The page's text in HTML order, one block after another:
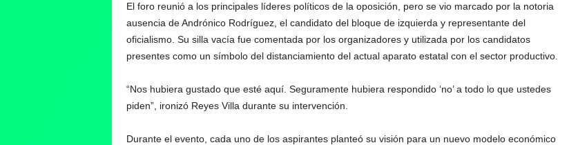
El foro reunió a los principales líderes políticos de la oposición, pero se vio marcado por la notoria
ausencia de Andrónico Rodríguez, el candidato del bloque de izquierda y representante del
oficialismo. Su silla vacía fue comentada por los organizadores y utilizada por los candidatos
presentes como un símbolo del distanciamiento del actual aparato estatal con el sector productivo.
“Nos hubiera gustado que esté aquí. Seguramente hubiera respondido ‘no’ a todo lo que ustedes
piden”, ironizó Reyes Villa durante su intervención.
Durante el evento, cada uno de los aspirantes planteó su visión para un nuevo modelo económico